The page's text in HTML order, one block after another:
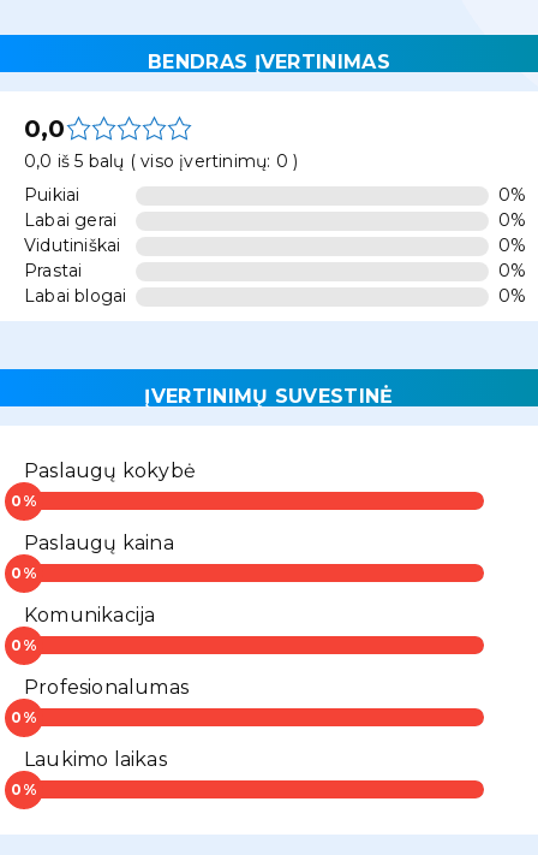
BENDRAS ĮVERTINIMAS
0,0
0,0 iš 5 balų ( viso įvertinimų: 0 )
Puikiai
0%
Labai gerai
0%
Vidutiniškai
0%
Prastai
0%
Labai blogai
0%
ĮVERTINIMŲ SUVESTINĖ
Paslaugų kokybė
Paslaugų kaina
Komunikacija
Profesionalumas
Laukimo laikas